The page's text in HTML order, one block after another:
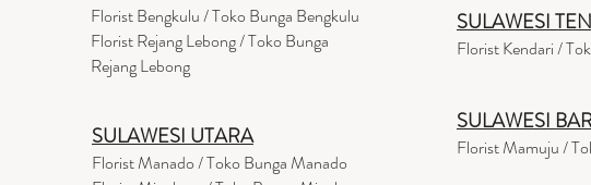
Florist Bengkulu / Toko Bunga Bengkulu
Florist Rejang Lebong / Toko Bunga
Rejang Lebong
SULAWESI UTARA
Florist Manado / Toko Bunga Manado
SULAWESI
Florist Kendari /
SULAWESI
Florist Mamuju /